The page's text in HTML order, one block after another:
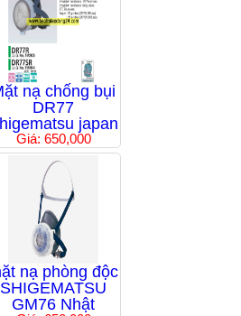
nạ chống bụi
DR77
japan
Giá: 650,000
nạ phòng độc
SHIGEMATSU
GM76 Nhật